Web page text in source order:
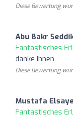
Diese Bewertung
Abu Bakr
Fantastisches
danke Ihnen
Diese Bewertung
Mustafa
Fantastisches